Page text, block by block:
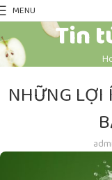
MENU
Tin
NHỮNG LỢI